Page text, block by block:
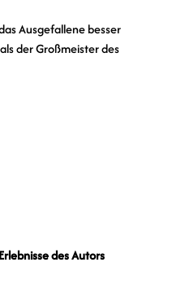
Ausgefallene besser
der Großmeister des
des Autors